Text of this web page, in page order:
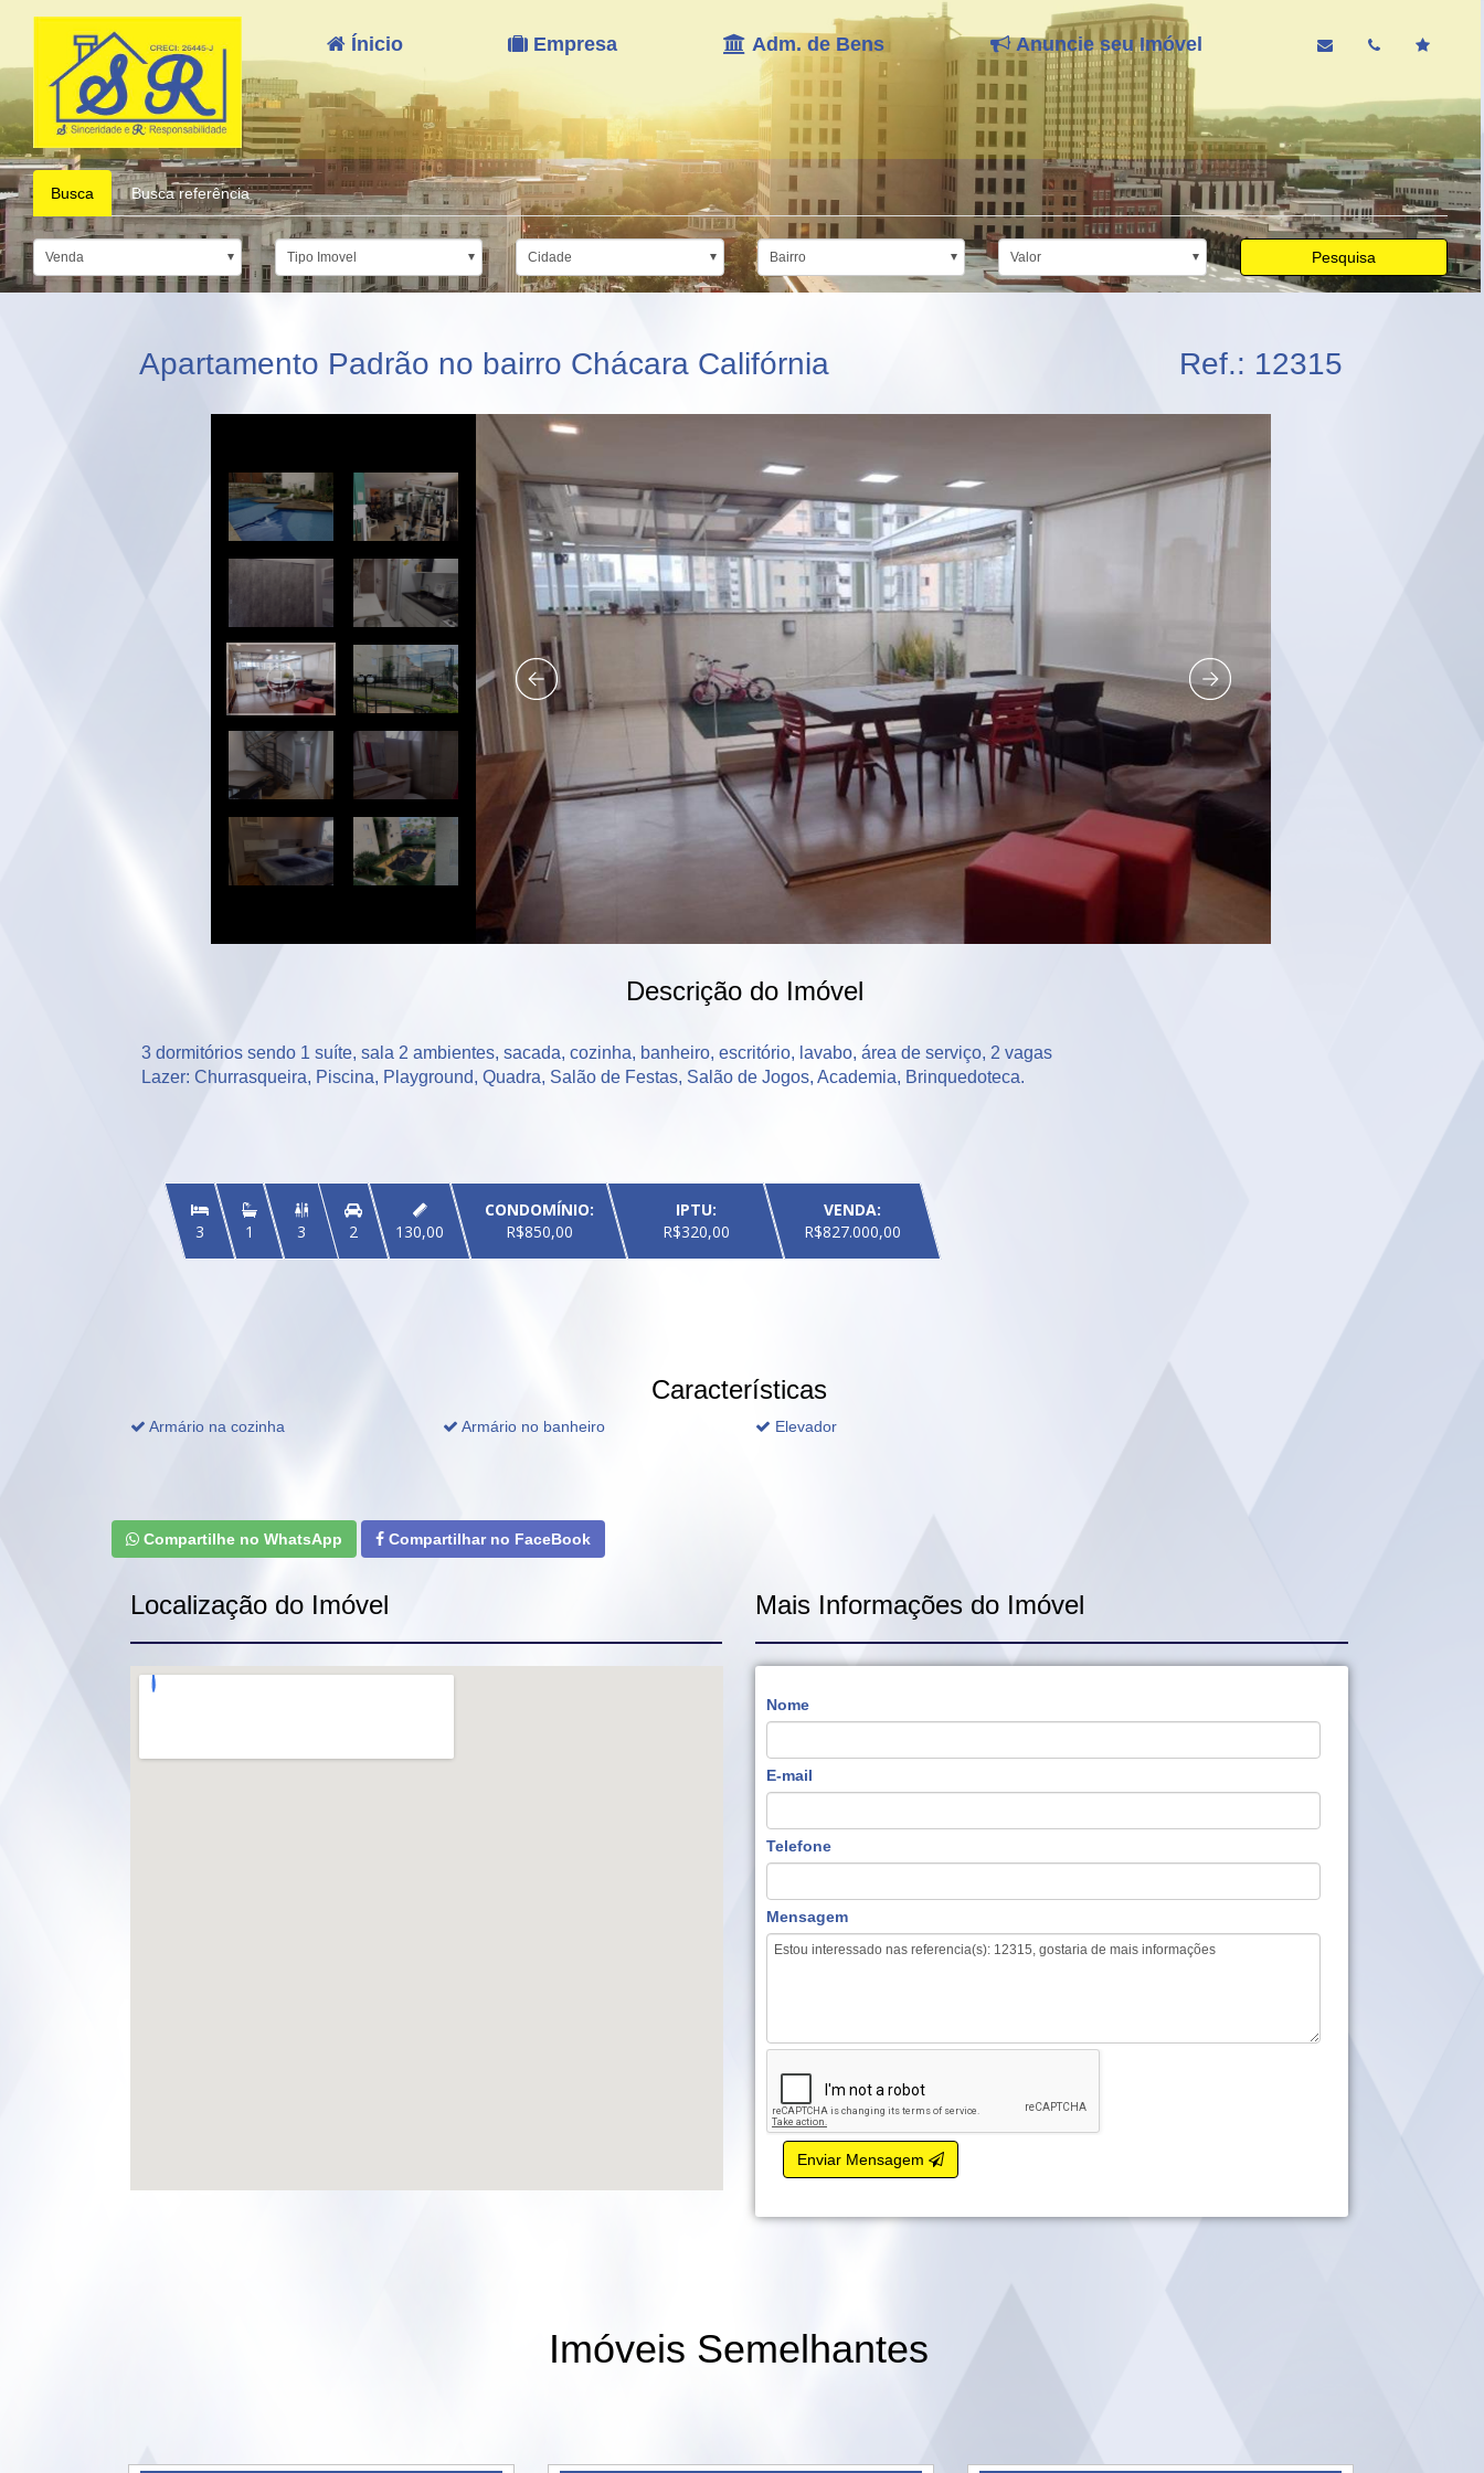
Ínicio Empresa Adm. de Bens Anuncie seu Imóvel
Busca Busca referência
Venda Tipo Imovel Cidade Bairro Valor Pesquisa
Apartamento Padrão no bairro Chácara Califórnia Ref.: 12315
Descrição do Imóvel
3 dormitórios sendo 1 suíte, sala 2 ambientes, sacada, cozinha, banheiro, escritório, lavabo, área de serviço, 2 vagas
Lazer: Churrasqueira, Piscina, Playground, Quadra, Salão de Festas, Salão de Jogos, Academia, Brinquedoteca.
3 1

3 2

130,00
CONDOMÍNIO:
R$850,00
IPTU:
R$320,00
VENDA:
R$827.000,00
Características
Armário na cozinha Armário no banheiro Elevador
Compartilhe no WhatsApp Compartilhar no FaceBook
Localização do Imóvel Mais Informações do Imóvel
Nome
E-mail
Telefone
Mensagem
Enviar Mensagem
Imóveis Semelhantes